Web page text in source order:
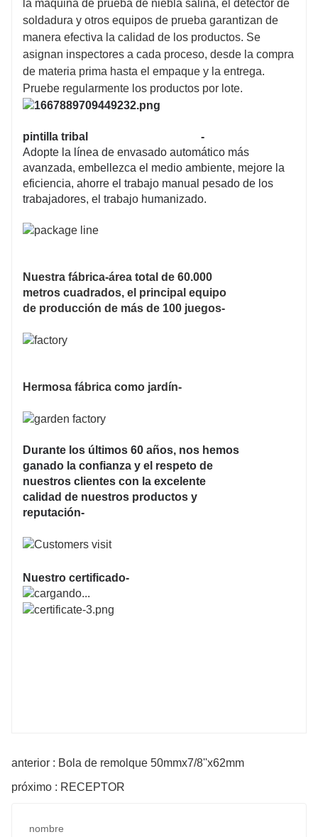
la máquina de prueba de niebla salina, el detector de
soldadura y otros equipos de prueba garantizan de
manera efectiva la calidad de los productos. Se
asignan inspectores a cada proceso, desde la compra
de materia prima hasta el empaque y la entrega.
Pruebe regularmente los productos por lote.
pintilla tribal
-
Adopte la línea de envasado automático más
avanzada, embellezca el medio ambiente, mejore la
eficiencia, ahorre el trabajo manual pesado de los
trabajadores, el trabajo humanizado.
Nuestra fábrica-área total de 60.000
metros cuadrados, el principal equipo
de producción de más de 100 juegos-
Hermosa fábrica como jardín-
Durante los últimos 60 años, nos hemos
ganado la confianza y el respeto de
nuestros clientes con la excelente
calidad de nuestros productos y
reputación-
Nuestro certificado-
anterior : Bola de remolque 50mmx7/8''x62mm
próximo : RECEPTOR
nombre